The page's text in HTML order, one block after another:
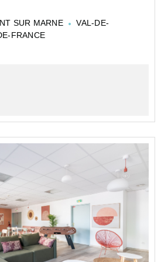
STUDIO DE 20 M² À NOGENT
QUAI DE MARNE -
SUR MARNE
VAL-DE-
FRANCE